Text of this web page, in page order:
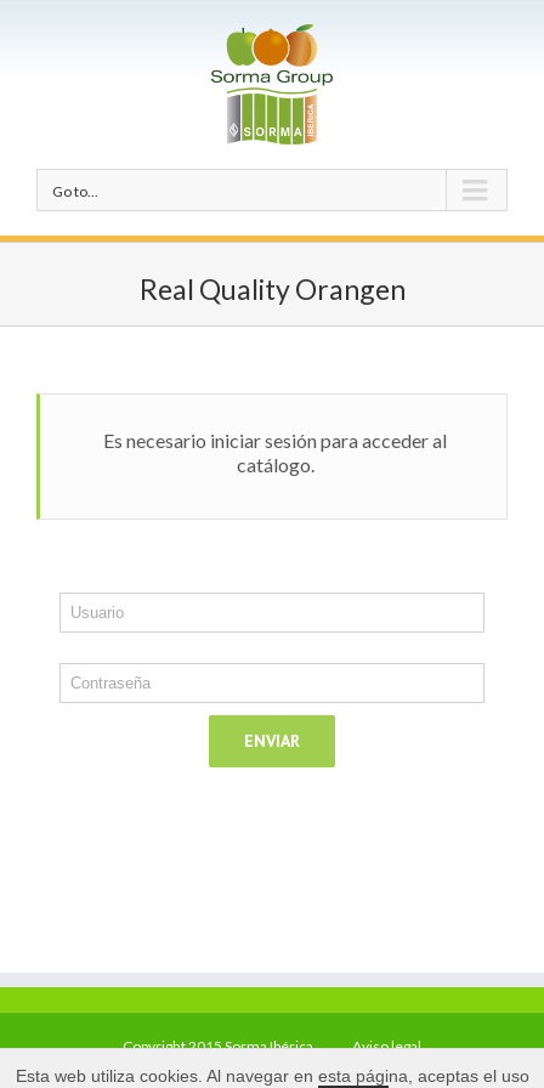
Go to...
Real Quality Orangen
Es necesario iniciar sesión para acceder al
catálogo.
Copyright 2015 Sorma Ibérica Aviso legal
Esta web utiliza cookies. Al navegar en esta página, aceptas el uso